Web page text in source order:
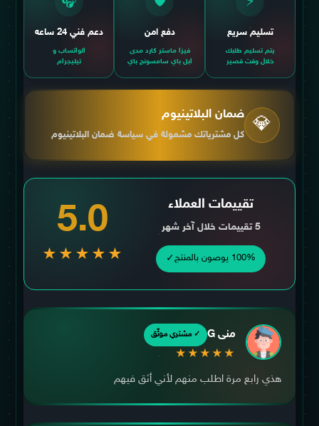
تسليم سريع
يتم تسليم طلبك
خلال وقت قصير
دفع امن
فيزا ماستر كارد مدى
ابل باي سامسونج باي
دعم فني 24 ساعه
الواتساب و
تيليجرام
💎 ضمان البلاتينيوم
كل مشترياتك مشمولة في سياسة ضمان البلاتينيوم
تقييمات العملاء
5 تقييمات خلال آخر شهر
100% يوصون بالمنتج ✓
5.0
★★★★★
منى G ✓ مشتري موثّق
★★★★★
هذي رابع مرة اطلب منهم لأني أثق فيهم